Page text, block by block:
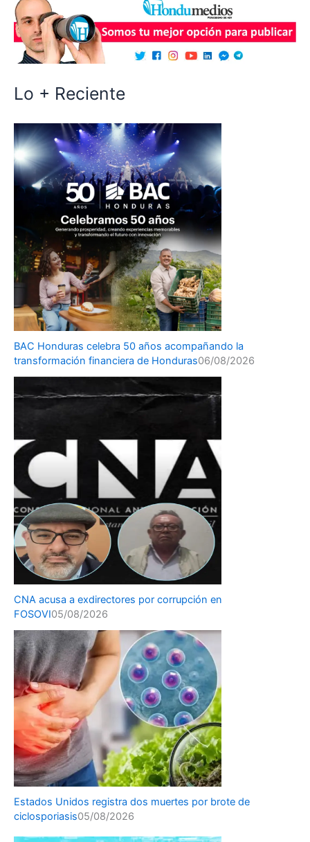
Lo + Reciente
BAC Honduras celebra 50 años acompañando la
transformación financiera de Honduras06/08/2026
CNA acusa a exdirectores por corrupción en
FOSOVI05/08/2026
Estados Unidos registra dos muertes por brote de
ciclosporiasis05/08/2026